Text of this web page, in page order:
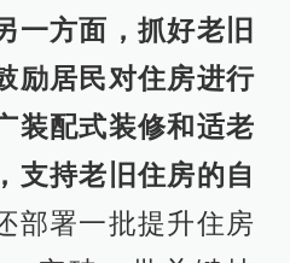
一方面，抓好老旧
励居民对住房进行
装配式装修和适老
支持老旧住房的自
部署一批提升住房